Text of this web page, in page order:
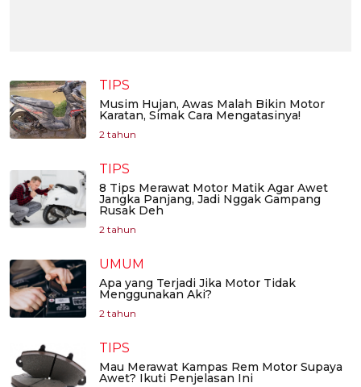
TIPS
Musim Hujan, Awas Malah Bikin Motor
Karatan, Simak Cara Mengatasinya!
2 tahun
TIPS
8 Tips Merawat Motor Matik Agar Awet
Jangka Panjang, Jadi Nggak Gampang
Rusak Deh
2 tahun
UMUM
Apa yang Terjadi Jika Motor Tidak
Menggunakan Aki?
2 tahun
TIPS
Mau Merawat Kampas Rem Motor Supaya
Awet? Ikuti Penjelasan Ini